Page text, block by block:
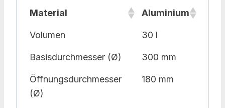
Material Aluminium
Volumen 30 l
Basisdurchmesser (Ø) 300 mm
Öffnungsdurchmesser
(Ø)
180 mm